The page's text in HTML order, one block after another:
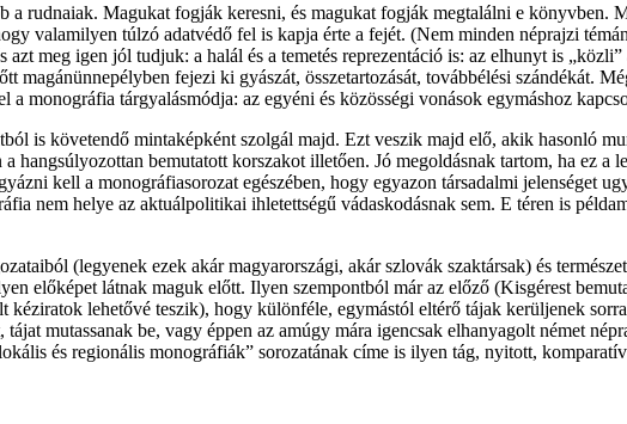
rudnaiak. Magukat fogják keresni, és magukat fogják megtalálni e könyvben.
valamilyen túlzó adatvédő fel is kapja érte a fejét. (Nem minden néprajzi
meg igen jól tudjuk: a halál és a temetés reprezentáció is: az elhunyt is
magánünnepélyben fejezi ki gyászát, összetartozását, továbbélési szándékát.
monográfia tárgyalásmódja: az egyéni és közösségi vonások egymáshoz
is követendő mintaképként szolgál majd. Ezt veszik majd elő, akik hasonló
bemutatott korszakot illetően. Jó megoldásnak tartom, ha ez a
kell a monográfiasorozat egészében, hogy egyazon társadalmi jelenséget
nem helye az aktuálpolitikai ihletettségű vádaskodásnak sem. E téren is
(legyenek ezek akár magyarországi, akár szlovák szaktársak) és
előképet látnak maguk előtt. Ilyen szempontból már az előző (Kisgérest
lehetővé teszik), hogy különféle, egymástól eltérő tájak kerüljenek
mutassanak be, vagy éppen az amúgy mára igencsak elhanyagolt német
és regionális monográfiák” sorozatának címe is ilyen tág, nyitott,